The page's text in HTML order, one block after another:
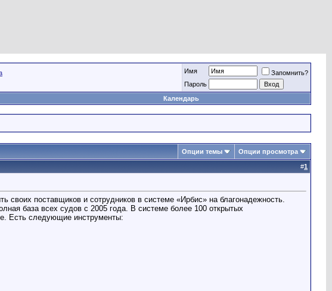
Имя
Запомнить?
Пароль
Календарь
Опции темы Опции просмотра
#1
поставщиков и сотрудников в системе «Ирбис» на благонадежность.
база всех судов с 2005 года. В системе более 100 открытых
Есть следующие инструменты: